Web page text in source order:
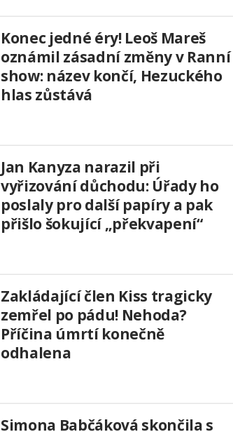
Konec jedné éry! Leoš Mareš
oznámil zásadní změny v Ranní
show: název končí, Hezuckého
hlas zůstává
Jan Kanyza narazil při
vyřizování důchodu: Úřady ho
poslaly pro další papíry a pak
přišlo šokující „překvapení“
Zakládající člen Kiss tragicky
zemřel po pádu! Nehoda?
Příčina úmrtí konečně
odhalena
Simona Babčáková skončila s